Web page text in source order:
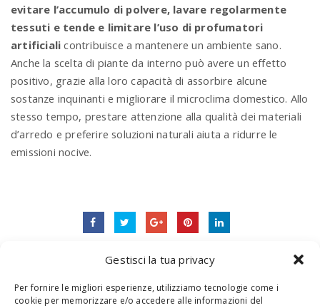
Gestisci la tua privacy
Per fornire le migliori esperienze, utilizziamo tecnologie come i
cookie per memorizzare e/o accedere alle informazioni del
evitare l’accumulo di polvere, lavare regolarmente
tessuti e tende e limitare l’uso di profumatori
artificiali contribuisce a mantenere un ambiente sano.
Anche la scelta di piante da interno può avere un effetto
positivo, grazie alla loro capacità di assorbire alcune
sostanze inquinanti e migliorare il microclima domestico. Allo
stesso tempo, prestare attenzione alla qualità dei materiali
d’arredo e preferire soluzioni naturali aiuta a ridurre le
emissioni nocive.